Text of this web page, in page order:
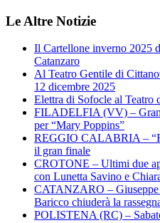
Le Altre Notizie
Il Cartellone inverno 2025
Catanzaro
Al Teatro Gentile di
12 dicembre 2025
Elettra di Sofocle al Teatro
FILADELFIA (VV) –
per “Mary Poppins”
REGGIO CALABRIA –
il gran finale
CROTONE – Ultimi due
con Lunetta Savino e
CATANZARO – Giuseppe
Baricco chiuderà la
POLISTENA (RC) –